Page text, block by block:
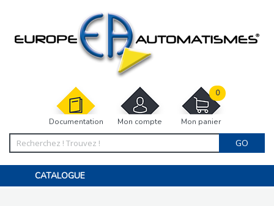
Documentation Mon compte Mon panier
0
GO
CATALOGUE